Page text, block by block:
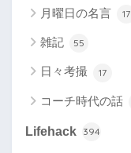
月曜日の名言 17
雑記 55
日々考撮 17
コーチ時代の話
Lifehack 394